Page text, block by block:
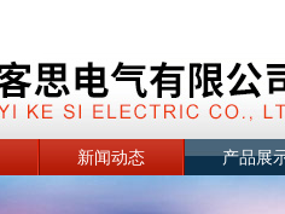
新闻动态 产品展